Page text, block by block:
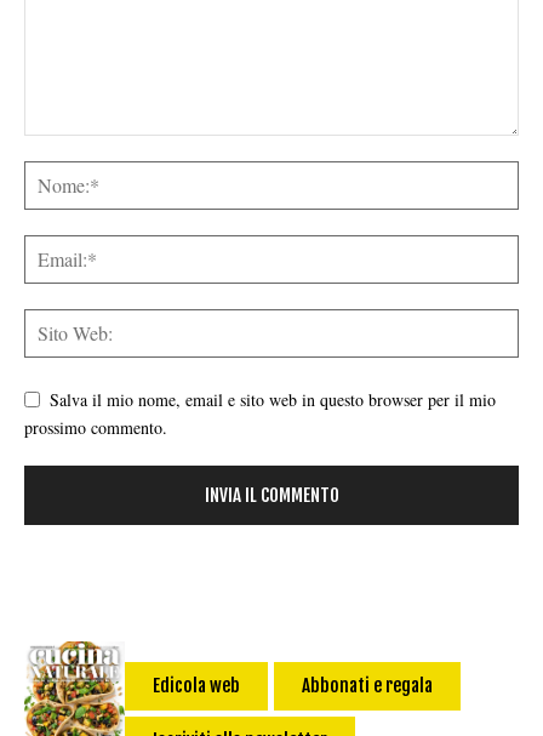
Salva il mio nome, email e sito web in questo browser per il mio
prossimo commento.
Edicola web Abbonati e regala